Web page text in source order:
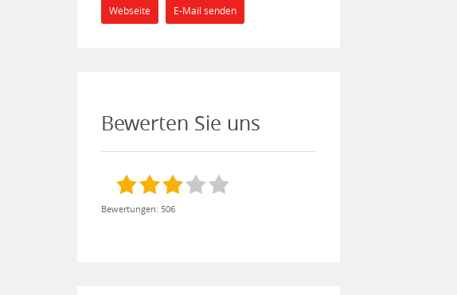
Webseite E-Mail senden
Bewerten Sie uns
Bewertungen: 506